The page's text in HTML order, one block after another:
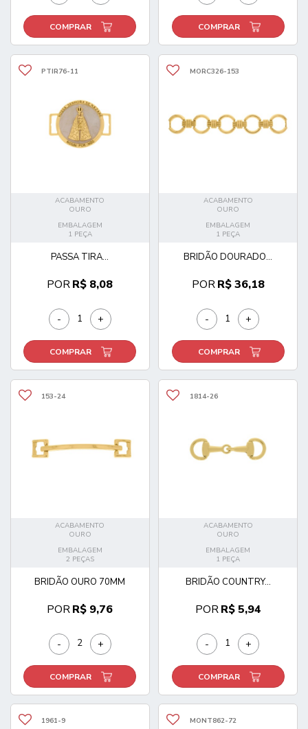
COMPRAR COMPRAR
PTIR76-11
ACABAMENTO
OURO
EMBALAGEM
1 PEÇA
PASSA TIRA...
PORR$ 8,08
- +
COMPRAR
MORC326-153
ACABAMENTO
OURO
EMBALAGEM
1 PEÇA
BRIDÃO DOURADO...
PORR$ 36,18
- +
COMPRAR
153-24
ACABAMENTO
OURO
EMBALAGEM
2 PEÇAS
BRIDÃO OURO 70MM
PORR$ 9,76
- +
COMPRAR
1814-26
ACABAMENTO
OURO
EMBALAGEM
1 PEÇA
BRIDÃO COUNTRY...
PORR$ 5,94
- +
COMPRAR
1961-9 MONT862-72